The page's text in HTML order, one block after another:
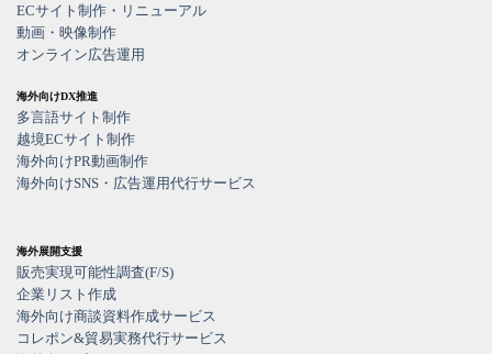
ECサイト制作・リニューアル
動画・映像制作
オンライン広告運用
海外向けDX推進
多言語サイト制作
越境ECサイト制作
海外向けPR動画制作
海外向けSNS・広告運用代行サービス
海外展開支援
販売実現可能性調査(F/S)
企業リスト作成
海外向け商談資料作成サービス
コレポン&貿易実務代行サービス